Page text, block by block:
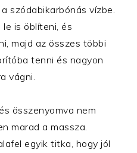
szódabikarbónás vízbe.
is öblíteni, és
majd az összes többi
tenni és nagyon
vágni.
összenyomva nem
marad a massza.
egyik titka, hogy jól